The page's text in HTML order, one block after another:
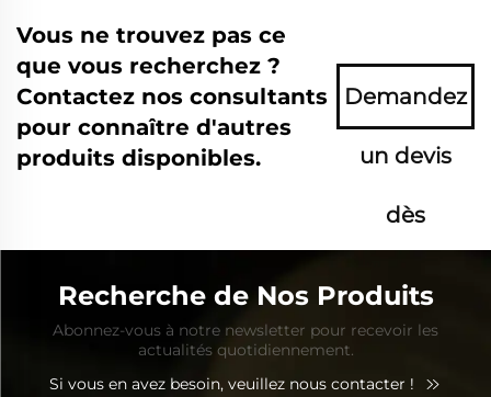
Vous ne trouvez pas ce
que vous recherchez ?
Contactez nos consultants
pour connaître d'autres
produits disponibles.
Demandez
un devis
dès
Recherche de Nos Produits
Abonnez-vous à notre newsletter pour recevoir les
actualités quotidiennement.
Si vous en avez besoin, veuillez nous contacter !